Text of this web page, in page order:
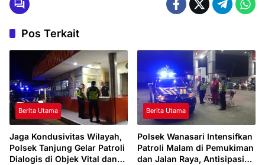
Pos Terkait
Berita Utama
Jaga Kondusivitas Wilayah,
Polsek Tanjung Gelar Patroli
Dialogis di Objek Vital dan
Berita Utama
Polsek Wanasari Intensifkan
Patroli Malam di Pemukiman
dan Jalan Raya, Antisipasi